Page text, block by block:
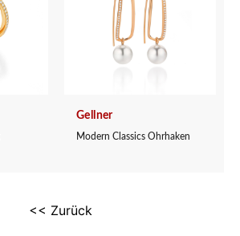
Gellner
Modern Classics Ohrhaken
<< Zurück